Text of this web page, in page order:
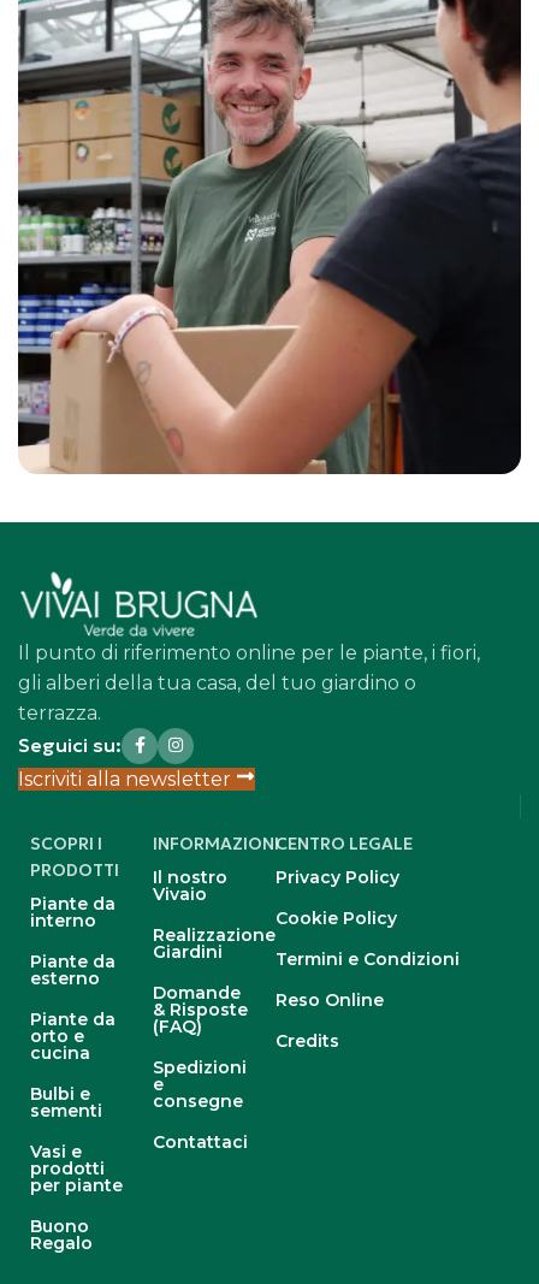
Il punto di riferimento online per le piante, i fiori,
gli alberi della tua casa, del tuo giardino o
terrazza.
Seguici su:
Iscriviti alla newsletter
SCOPRI I
PRODOTTI
Piante da
interno
Piante da
esterno
Piante da
orto e
cucina
Bulbi e
sementi
Vasi e
prodotti
per piante
Buono
Regalo
INFORMAZIONI
Il nostro
Vivaio
Realizzazione
Giardini
Domande
& Risposte
(FAQ)
Spedizioni
e
consegne
Contattaci
CENTRO LEGALE
Privacy Policy
Cookie Policy
Termini e Condizioni
Reso Online
Credits